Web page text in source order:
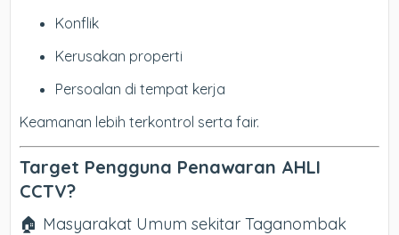
Konflik
Kerusakan properti
Persoalan di tempat kerja
Keamanan lebih terkontrol serta fair.
Target Pengguna Penawaran AHLI
CCTV?
🏠 Masyarakat Umum sekitar Taganombak